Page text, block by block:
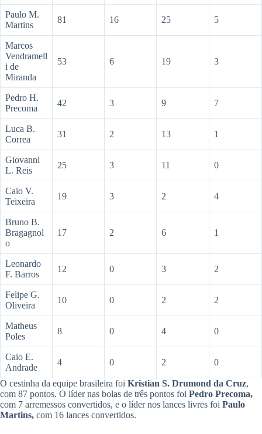
Paulo M.
Martins
81 16 25 5
Marcos
Vendramell
i de
Miranda
53 6 19 3
Pedro H.
Precoma
42 3 9 7
Luca B.
Correa
31 2 13 1
Giovanni
L. Reis
25 3 11 0
Caio V.
Teixeira
19 3 2 4
Bruno B.
Bragagnol
o
17 2 6 1
Leonardo
F. Barros
12 0 3 2
Felipe G.
Oliveira
10 0 2 2
Matheus
Poles
8 0 4 0
Caio E.
Andrade
4 0 2 0
O cestinha da equipe brasileira foi Kristian S. Drumond da Cruz,
com 87 pontos. O líder nas bolas de três pontos foi Pedro Precoma,
com 7 arremessos convertidos, e o líder nos lances livres foi Paulo
Martins, com 16 lances convertidos.